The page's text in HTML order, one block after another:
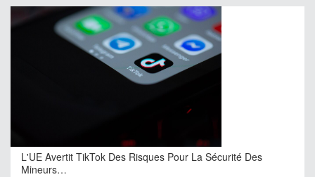
L'UE Avertit TikTok Des Risques Pour La Sécurité Des
Mineurs…